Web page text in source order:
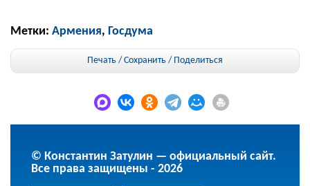
Метки: Армения, Госдума
Печать / Сохранить / Поделиться
© Константин Затулин — официальный сайт.
Все права защищены - 2026